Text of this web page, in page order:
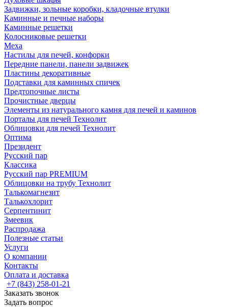
Задвижки, зольные коробки, кладочные втулки
Каминные и печные наборы
Каминные решетки
Колосниковые решетки
Меха
Настилы для печей, конфорки
Передние панели, панели задвижек
Пластины декоративные
Подставки для каминных спичек
Предтопочные листы
Прочистные дверцы
Элементы из натурального камня для печей и каминов
Порталы для печей Технолит
Облицовки для печей Технолит
Оптима
Президент
Русский пар
Классика
Русский пар PREMIUM
Облицовки на трубу Технолит
Талькомагнезит
Талькохлорит
Серпентинит
Змеевик
Распродажа
Полезные статьи
Услуги
О компании
Контакты
Оплата и доставка
+7 (843) 258-01-21
Заказать звонок
Задать вопрос